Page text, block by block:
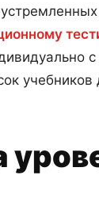
учебников